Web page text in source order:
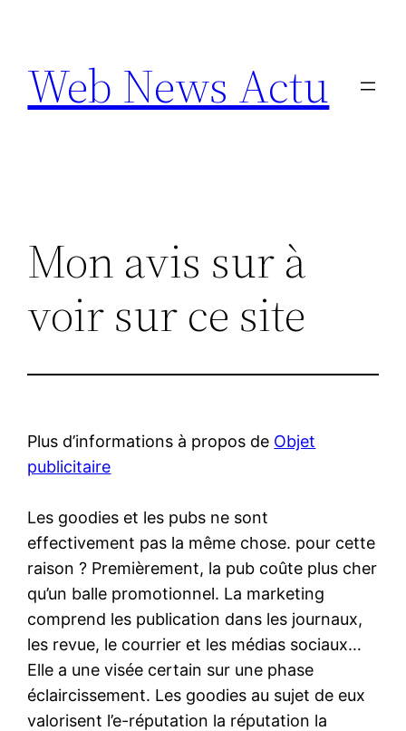
contenu
Web News Actu
Mon avis sur à
voir sur ce site
Plus d’informations à propos de Objet
publicitaire
Les goodies et les pubs ne sont
effectivement pas la même chose. pour cette
raison ? Premièrement, la pub coûte plus cher
qu’un balle promotionnel. La marketing
comprend les publication dans les journaux,
les revue, le courrier et les médias sociaux…
Elle a une visée certain sur une phase
éclaircissement. Les goodies au sujet de eux
valorisent l’e-réputation la réputation la